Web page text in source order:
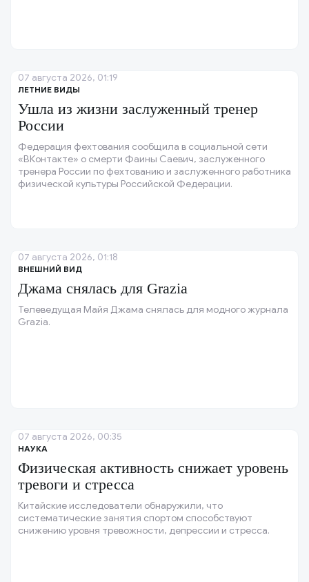
ЛЕТНИЕ ВИДЫ
Ушла из жизни заслуженный тренер
России
Федерация фехтования сообщила в социальной сети
«ВКонтакте» о смерти Фаины Саевич, заслуженного
тренера России по фехтованию и заслуженного работника
физической культуры Российской Федерации.
07 августа 2026, 01:19
ВНЕШНИЙ ВИД
Джама снялась для Grazia
Телеведущая Майя Джама снялась для модного журнала
Grazia.
07 августа 2026, 01:18
НАУКА
Физическая активность снижает уровень
тревоги и стресса
Китайские исследователи обнаружили, что
систематические занятия спортом способствуют
снижению уровня тревожности, депрессии и стресса.
07 августа 2026, 00:35